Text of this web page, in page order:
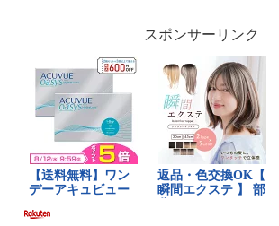
スポンサーリンク